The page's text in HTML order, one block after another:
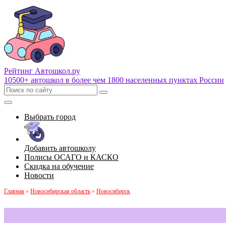
Рейтинг Автошкол.ру
10500+ автошкол в более чем 1800 населенных пунктах России
Выбрать город
Добавить автошколу
Полисы ОСАГО и КАСКО
Скидка на обучение
Новости
Главная » Новосибирская область » Новосибирск